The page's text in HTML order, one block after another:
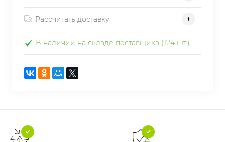
Рассчитать доставку
В наличии на складе поставщика (124 шт.)